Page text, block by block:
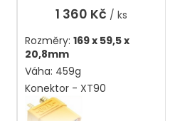
1 360 Kč / ks
Rozměry: 169 x 59,5 x
20,8mm
Váha: 459g
Konektor - XT90